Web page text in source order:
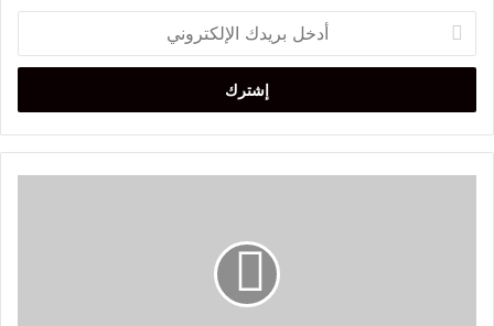
بريدك
الإلكتروني